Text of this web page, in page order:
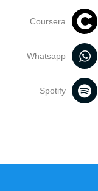
Coursera
Whatsapp
Spotify